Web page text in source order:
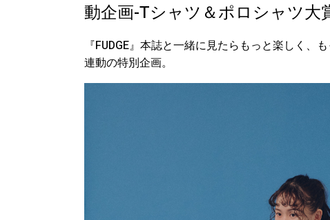
動企画-Tシャツ＆ポロシャツ大
『FUDGE』本誌と一緒に見たらもっと楽しく
連動の特別企画。